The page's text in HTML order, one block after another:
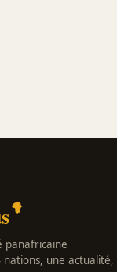
panafricaine
une actualité,